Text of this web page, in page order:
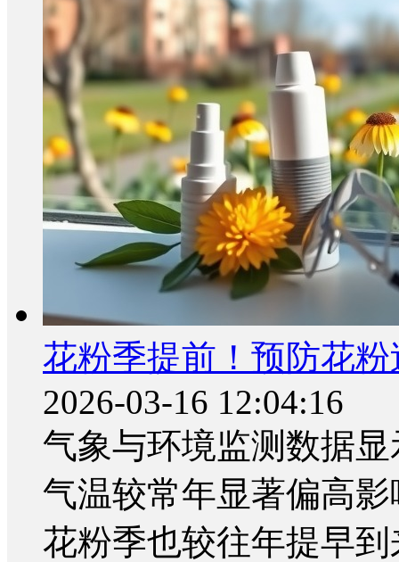
花粉季提前！预防花
2026-03-16 12:04:16
气象与环境监测数据
气温较常年显著偏高
花粉季也较往年提早到